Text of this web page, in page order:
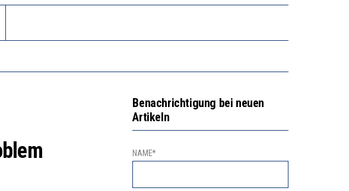
BEI DEN LERNLEISTUNGEN”
Benachrichtigung bei neuen
Artikeln
NAME*